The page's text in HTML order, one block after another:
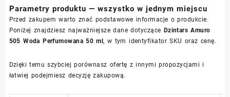
Parametry produktu — wszystko w jednym miejscu
Przed zakupem warto znać podstawowe informacje o produkcie.
Poniżej znajdziesz najważniejsze dane dotyczące Dzintars Amuro
505 Woda Perfumowana 50 ml, w tym identyfikator SKU oraz cenę.
Dzięki temu szybciej porównasz ofertę z innymi propozycjami i
łatwiej podejmiesz decyzję zakupową.